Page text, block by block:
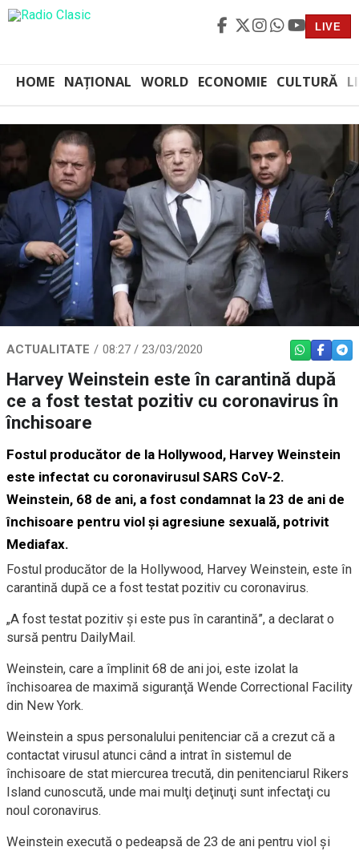
LIVE
HOME NAȚIONAL WORLD ECONOMIE CULTURĂ
ACTUALITATE 08:27 / 23/03/2020 WHATSAPP
Harvey Weinstein este în carantină după
ce a fost testat pozitiv cu coronavirus în
închisoare
Fostul producător de la Hollywood, Harvey Weinstein
este infectat cu coronavirusul SARS CoV-2.
Weinstein, 68 de ani, a fost condamnat la 23 de ani de
închisoare pentru viol şi agresiune sexuală, potrivit
Mediafax.
Fostul producător de la Hollywood, Harvey Weinstein, este în
carantină după ce a fost testat pozitiv cu coronavirus.
„A fost testat pozitiv şi este pus în carantină”, a declarat o
sursă pentru DailyMail.
Weinstein, care a împlinit 68 de ani joi, este izolat la
închisoarea de maximă siguranţă Wende Correctional Facility
din New York.
Weinstein a spus personalului penitenciar că a crezut că a
contactat virusul atunci când a intrat în sistemul de
închisoare de stat miercurea trecută, din penitenciarul Rikers
Island cunoscută, unde mai mulţi deţinuţi sunt infectaţi cu
noul coronavirus.
Weinstein execută o pedeapsă de 23 de ani pentru viol şi